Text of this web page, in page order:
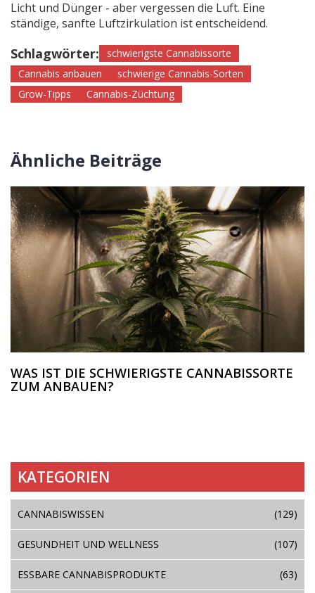
Licht und Dünger - aber vergessen die Luft. Eine
ständige, sanfte Luftzirkulation ist entscheidend.
Schlagwörter:
schwierigste Cannabissorte
Cannabis anbauen
schwierige Cannabis-Sorten
Grow-Tipps
Cannabis-Züchtung
Ähnliche Beiträge
WAS IST DIE SCHWIERIGSTE CANNABISSORTE
ZUM ANBAUEN?
KATEGORIEN
CANNABISWISSEN (129)
GESUNDHEIT UND WELLNESS (107)
ESSBARE CANNABISPRODUKTE (63)